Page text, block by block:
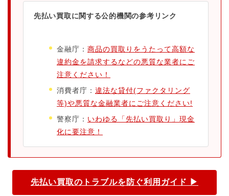
先払い買取に関する公的機関の参考リンク
金融庁： 商品の買取りをうたって高額な
違約金を請求するなどの悪質な業者にご
注意ください！
消費者庁： 違法な貸付(ファクタリング
等)や悪質な金融業者にご注意ください!
警察庁： いわゆる「先払い買取り」現金
化に要注意！
先払い買取のトラブルを防ぐ利用ガイド ▶